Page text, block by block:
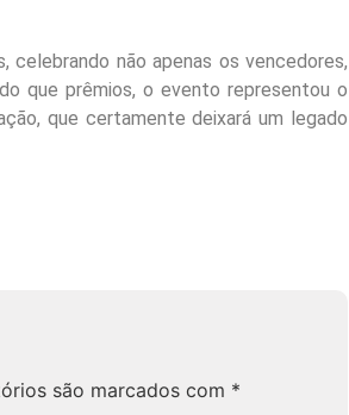
não apenas os vencedores,
que prêmios, o evento representou o
que certamente deixará um legado
são marcados com *